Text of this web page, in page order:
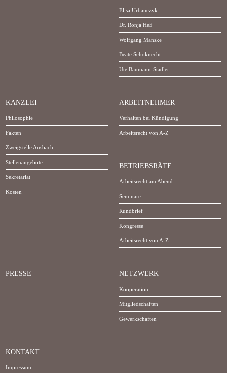
Elisa Urbanczyk
Dr. Ronja Heß
Wolfgang Manske
Beate Schoknecht
Ute Baumann-Stadler
KANZLEI
Philosophie
Fakten
Zweigstelle Ansbach
Stellenangebote
Sekretariat
Kosten
ARBEITNEHMER
Verhalten bei Kündigung
Arbeitsrecht von A-Z
BETRIEBSRÄTE
Arbeitsrecht am Abend
Seminare
Rundbrief
Kongresse
Arbeitsrecht von A-Z
PRESSE NETZWERK
Kooperation
Mitgliedschaften
Gewerkschaften
KONTAKT
Impressum